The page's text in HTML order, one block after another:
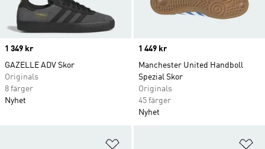
Price
1 349 kr
GAZELLE ADV Skor
Originals
8 färger
Nyhet
Price
1 449 kr
Manchester United Handboll
Spezial Skor
Originals
45 färger
Nyhet